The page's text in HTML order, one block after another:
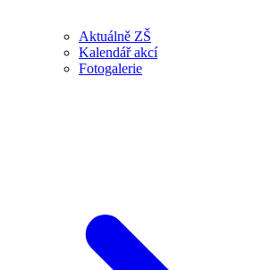
Aktuálně ZŠ
Kalendář akcí
Fotogalerie